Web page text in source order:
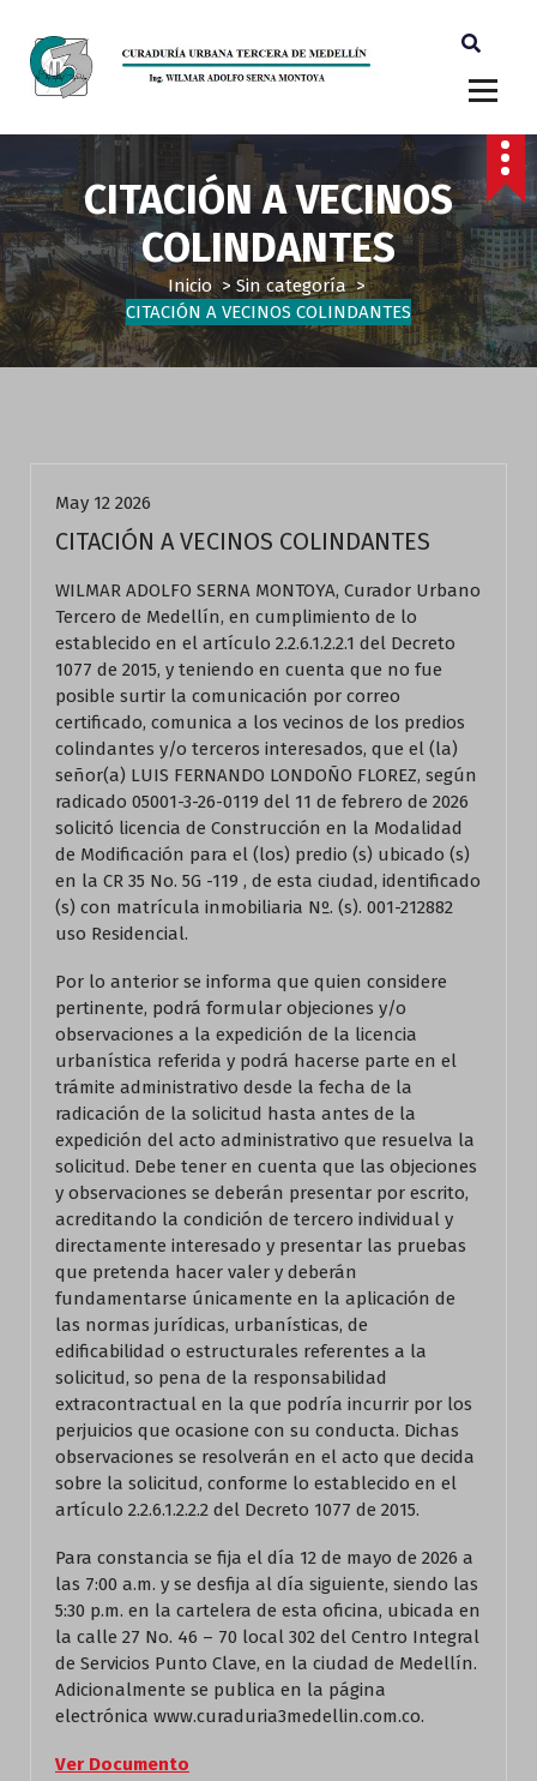
CITACIÓN A VECINOS
COLINDANTES
Inicio>Sin categoría>
CITACIÓN A VECINOS COLINDANTES
May 12 2026
CITACIÓN A VECINOS COLINDANTES
WILMAR ADOLFO SERNA MONTOYA, Curador Urbano
Tercero de Medellín, en cumplimiento de lo
establecido en el artículo 2.2.6.1.2.2.1 del Decreto
1077 de 2015, y teniendo en cuenta que no fue
posible surtir la comunicación por correo
certificado, comunica a los vecinos de los predios
colindantes y/o terceros interesados, que el (la)
señor(a) LUIS FERNANDO LONDOÑO FLOREZ, según
radicado 05001-3-26-0119 del 11 de febrero de 2026
solicitó licencia de Construcción en la Modalidad
de Modificación para el (los) predio (s) ubicado (s)
en la CR 35 No. 5G -119 , de esta ciudad, identificado
(s) con matrícula inmobiliaria Nº. (s). 001-212882
uso Residencial.
Por lo anterior se informa que quien considere
pertinente, podrá formular objeciones y/o
observaciones a la expedición de la licencia
urbanística referida y podrá hacerse parte en el
trámite administrativo desde la fecha de la
radicación de la solicitud hasta antes de la
expedición del acto administrativo que resuelva la
solicitud. Debe tener en cuenta que las objeciones
y observaciones se deberán presentar por escrito,
acreditando la condición de tercero individual y
directamente interesado y presentar las pruebas
que pretenda hacer valer y deberán
fundamentarse únicamente en la aplicación de
las normas jurídicas, urbanísticas, de
edificabilidad o estructurales referentes a la
solicitud, so pena de la responsabilidad
extracontractual en la que podría incurrir por los
perjuicios que ocasione con su conducta. Dichas
observaciones se resolverán en el acto que decida
sobre la solicitud, conforme lo establecido en el
artículo 2.2.6.1.2.2.2 del Decreto 1077 de 2015.
Para constancia se fija el día 12 de mayo de 2026 a
las 7:00 a.m. y se desfija al día siguiente, siendo las
5:30 p.m. en la cartelera de esta oficina, ubicada en
la calle 27 No. 46 – 70 local 302 del Centro Integral
de Servicios Punto Clave, en la ciudad de Medellín.
Adicionalmente se publica en la página
electrónica www.curaduria3medellin.com.co.
Ver Documento